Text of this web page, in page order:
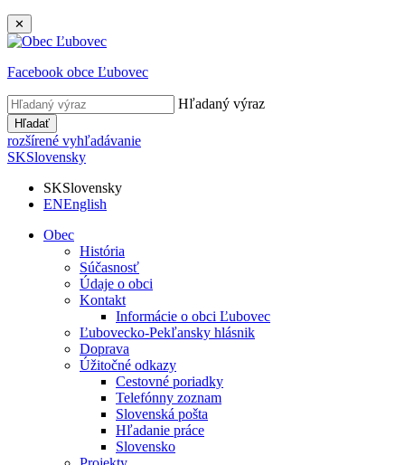
✕
Facebook obce Ľubovec
Hľadaný výraz
Hľadať
rozšírené vyhľadávanie
SKSlovensky
SKSlovensky
ENEnglish
Obec
História
Súčasnosť
Údaje o obci
Kontakt
Informácie o obci Ľubovec
Ľubovecko-Pekľansky hlásnik
Doprava
Úžitočné odkazy
Cestovné poriadky
Telefónny zoznam
Slovenská pošta
Hľadanie práce
Slovensko